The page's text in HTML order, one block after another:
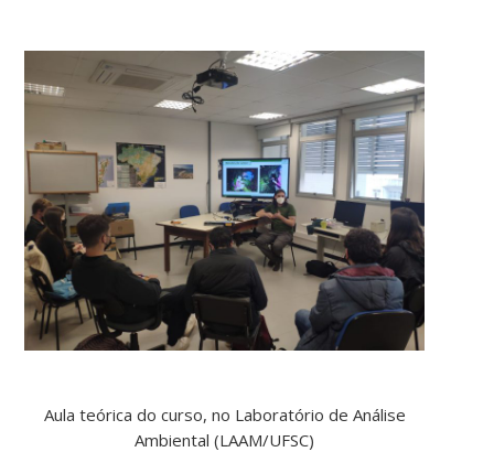
Aula teórica do curso, no Laboratório de Análise
Ambiental (LAAM/UFSC)